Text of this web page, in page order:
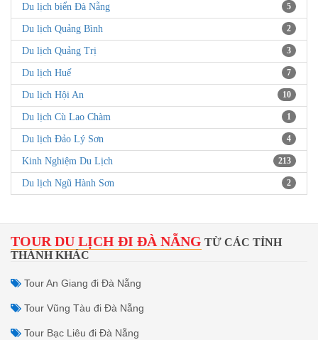
Du lịch biển Đà Nẵng 5
Du lịch Quảng Bình 2
Du lịch Quảng Trị 3
Du lịch Huế 7
Du lịch Hội An 10
Du lịch Cù Lao Chàm 1
Du lịch Đảo Lý Sơn 4
Kinh Nghiệm Du Lịch 213
Du lịch Ngũ Hành Sơn 2
TOUR DU LỊCH ĐI ĐÀ NẴNG TỪ CÁC TỈNH
THÀNH KHÁC
Tour An Giang đi Đà Nẵng
Tour Vũng Tàu đi Đà Nẵng
Tour Bạc Liêu đi Đà Nẵng